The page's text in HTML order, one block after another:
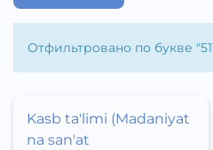
Отфильтровано по букве "
Kasb ta'limi (Madaniyat
na san'at